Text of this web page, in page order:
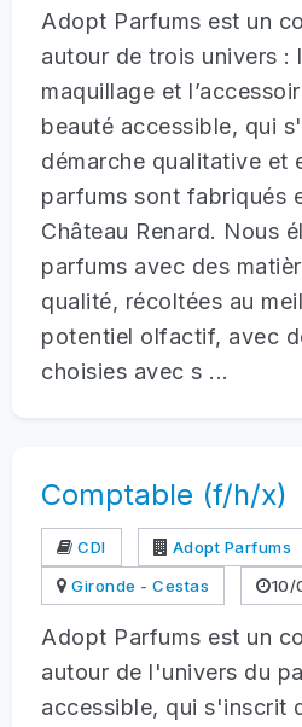
Adopt Parfums est un
autour de trois univers :
maquillage et
beauté accessible, qui
démarche qualitative et
parfums sont fabriqués
Château Renard. Nous
parfums avec des
qualité, récoltées au
potentiel olfactif, avec
choisies avec s ...
Comptable (f/h/x)
CDI
Adopt Parfums
Gironde - Cestas
10/
Adopt Parfums est un
autour de l'univers du
accessible, qui s'inscrit